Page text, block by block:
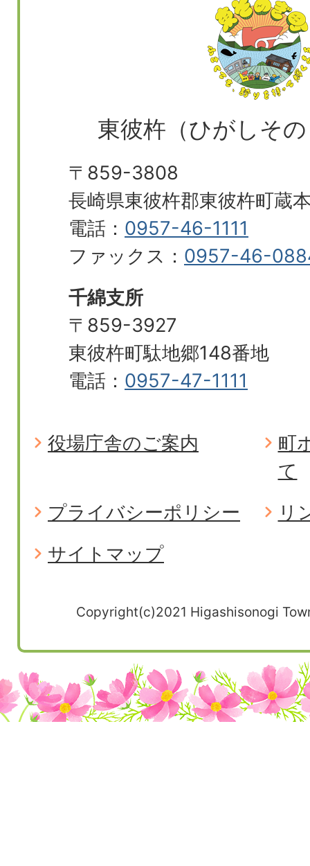
東彼杵（ひがしそ
〒859-3808
長崎県東彼杵郡東彼杵町蔵
電話： 0957-46-1111
ファックス： 0957-46-
千綿支所
〒859-3927
東彼杵町駄地郷148番地
電話： 0957-47-1111
役場庁舎のご案内
町
て
プライバシーポリシー
リ
サイトマップ
Copyright(c)2021 Higashisonogi